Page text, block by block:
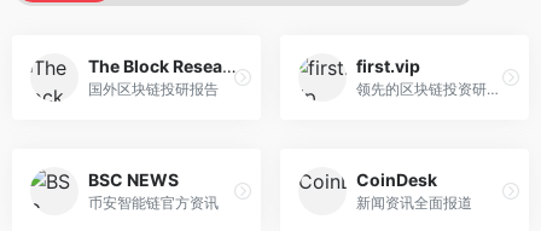
The Block Research
国外区块链投研报告
first.vip
领先的区块链投资研究机构
BSC NEWS
币安智能链官方资讯
CoinDesk
新闻资讯全面报道